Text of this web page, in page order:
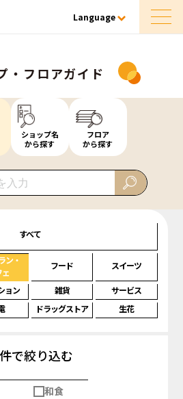
Language
・フロアガイド
ショップ名
から探す
フロア
から探す
すべて
ン・
ェ
フード スイーツ
ョン 雑貨
サービス
ドラッグストア 生花
で絞り込む
和食